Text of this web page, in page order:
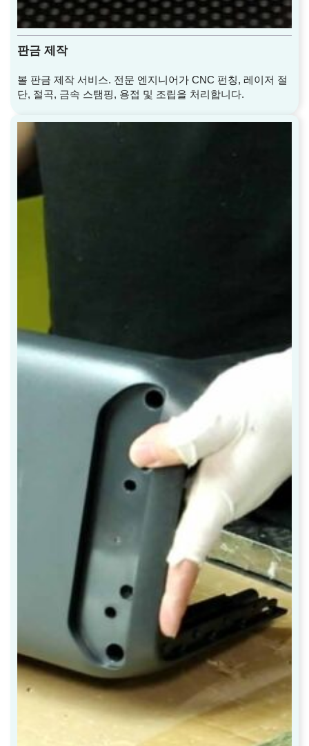
판금 제작
볼 판금 제작 서비스. 전문 엔지니어가 CNC 펀칭, 레이저 절
단, 절곡, 금속 스탬핑, 용접 및 조립을 처리합니다.